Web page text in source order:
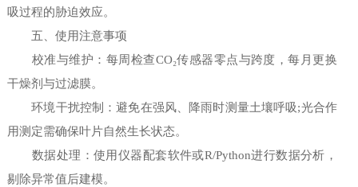
吸过程的胁迫效应。
五、使用注意事项
校准与维护：每周检查CO₂传感器零点与跨度，每月更换
干燥剂与过滤膜。
环境干扰控制：避免在强风、降雨时测量土壤呼吸;光合作
用测定需确保叶片自然生长状态。
数据处理：使用仪器配套软件或R/Python进行数据分析，
剔除异常值后建模。